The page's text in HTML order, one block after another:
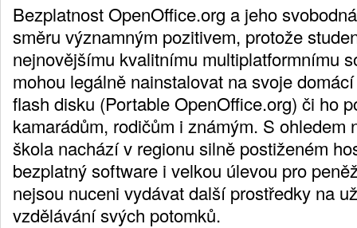
Bezplatnost OpenOffice.org a jeho
směru významným pozitivem, protože
nejnovějšímu kvalitnímu multiplatformnímu
mohou legálně nainstalovat na svoje
flash disku (Portable OpenOffice.org) či ho
kamarádům, rodičům i známým. S ohledem
škola nachází v regionu silně postiženém
bezplatný software i velkou úlevou pro
nejsou nuceni vydávat další prostředky na
vzdělávání svých potomků.